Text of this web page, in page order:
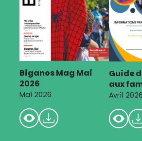
Biganos Mag Mai
2026
Mai 2026
Guide
aux
Avril 2026